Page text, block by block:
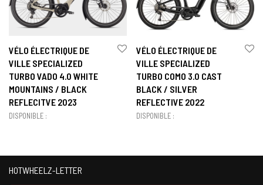
VÉLO ÉLECTRIQUE DE
VILLE SPECIALIZED
TURBO VADO 4.0 WHITE
MOUNTAINS / BLACK
REFLECITVE 2023
DISPONIBLE :
VÉLO ÉLECTRIQUE DE
VILLE SPECIALIZED
TURBO COMO 3.0 CAST
BLACK / SILVER
REFLECTIVE 2022
DISPONIBLE :
HOTWHEELZ-LETTER